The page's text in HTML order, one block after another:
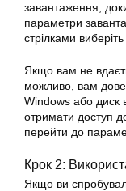
завантаження,
параметри
стрілками
Якщо вам не
можливо, вам
Windows або диск
отримати доступ
перейти до
Крок 2:
Якщо ви